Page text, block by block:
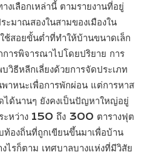
งเลือกเหล่านี้ ตามรายงานที่อยู่
มาณสองในสามของเมืองใน
ช้สอยขั้นต่ำที่ทำให้บ้านขนาดเล็ก
ารพิจารณาไปโดยปริยาย การ
วิธีหลีกเลี่ยงด้วยการจัดประเภท
พาหนะเพื่อการพักผ่อน แต่การหาส
ได้นานๆ ยังคงเป็นปัญหาใหญ่อยู่
ะหว่าง 150 ถึง 300 ตารางฟุต
องถิ่นที่ถูกเขียนขึ้นมาเพื่อบ้าน
ไรก็ตาม เทศบาลบางแห่งที่มีวิสัย